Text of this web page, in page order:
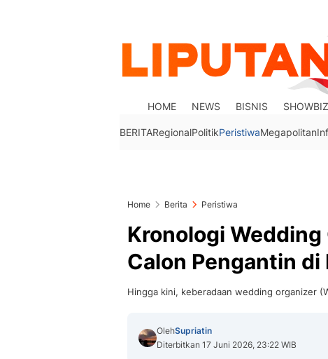
HOME NEWS BISNIS SHOWBIZ
BERITARegionalPolitikPeristiwaMegapolitan
Home Berita Peristiwa
Kronologi
Calon Pengantin di
Hingga kini, keberadaan wedding organizer
OlehSupriatin
Diterbitkan 17 Juni 2026, 23:22 WIB